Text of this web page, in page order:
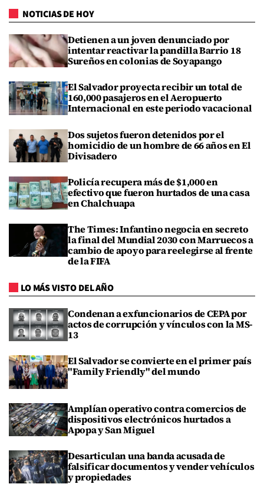
NOTICIAS DE HOY
Detienen a un joven denunciado por
intentar reactivar la pandilla Barrio 18
Sureños en colonias de Soyapango
El Salvador proyecta recibir un total de
160,000 pasajeros en el Aeropuerto
Internacional en este periodo vacacional
Dos sujetos fueron detenidos por el
homicidio de un hombre de 66 años en El
Divisadero
Policía recupera más de $1,000 en
efectivo que fueron hurtados de una casa
en Chalchuapa
The Times: Infantino negocia en secreto
la final del Mundial 2030 con Marruecos a
cambio de apoyo para reelegirse al frente
de la FIFA
LO MÁS VISTO DEL AÑO
Condenan a exfuncionarios de CEPA por
actos de corrupción y vínculos con la MS-
13
El Salvador se convierte en el primer país
"Family Friendly" del mundo
Amplían operativo contra comercios de
dispositivos electrónicos hurtados a
Apopa y San Miguel
Desarticulan una banda acusada de
falsificar documentos y vender vehículos
y propiedades